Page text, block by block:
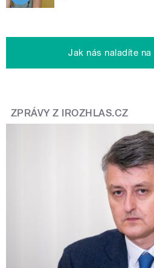
Jak nás naladíte na
ZPRÁVY Z IROZHLAS.CZ